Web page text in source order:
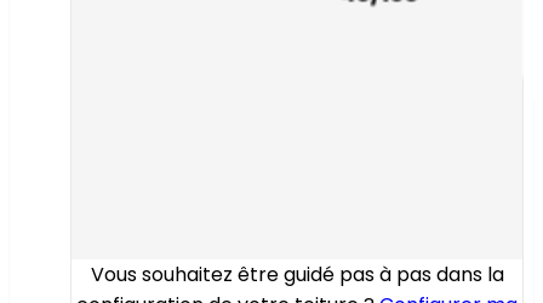
Vous souhaitez être guidé pas à pas dans la